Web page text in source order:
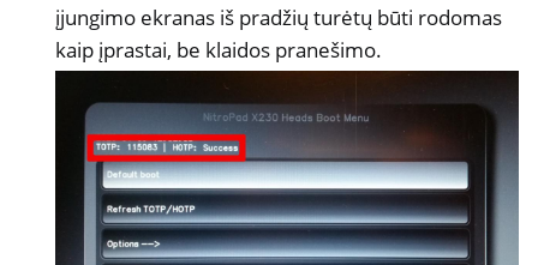
įjungimo ekranas iš pradžių turėtų būti rodomas
kaip įprastai, be klaidos pranešimo.